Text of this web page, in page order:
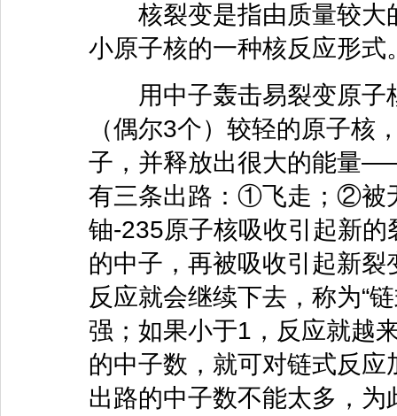
核裂变是指由质量较大
小原子核的一种核反应形
用中子轰击易裂变原子
（偶尔3个）较轻的原子核
子，并释放出很大的能量
有三条出路：①飞走；②被
铀-235原子核吸收引起新
的中子，再被吸收引起新
反应就会继续下去，称为“
强；如果小于1，反应就越
的中子数，就可对链式反
出路的中子数不能太多，